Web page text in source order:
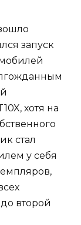
запуск
хотя на
стал
у себя
второй